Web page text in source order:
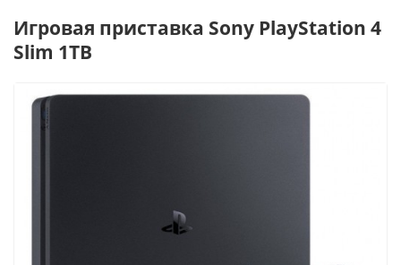
Игровая приставка Sony PlayStation 4
Slim 1TB